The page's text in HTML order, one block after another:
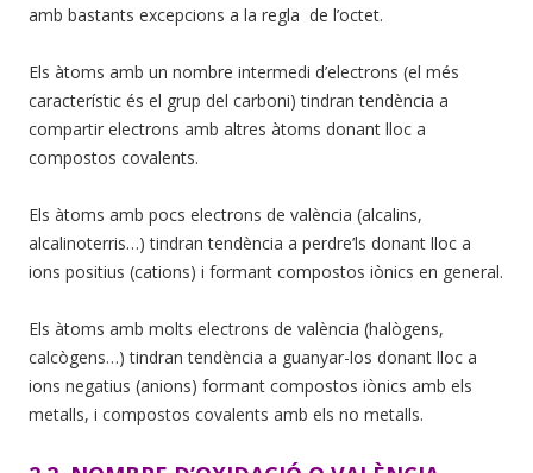
amb bastants excepcions a la regla de l’octet.
Els àtoms amb un nombre intermedi d’electrons (el més
característic és el grup del carboni) tindran tendència a
compartir electrons amb altres àtoms donant lloc a
compostos covalents.
Els àtoms amb pocs electrons de valència (alcalins,
alcalinoterris…) tindran tendència a perdre’ls donant lloc a
ions positius (cations) i formant compostos iònics en general.
Els àtoms amb molts electrons de valència (halògens,
calcògens…) tindran tendència a guanyar-los donant lloc a
ions negatius (anions) formant compostos iònics amb els
metalls, i compostos covalents amb els no metalls.